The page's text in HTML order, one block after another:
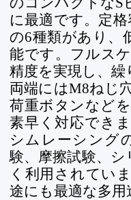
に最適です。定格
の6種類があり、
能です。フルス
精度を実現し、
両端にはM8ねじ
荷重ボタンなど
素早く対応でき
シムレーシング
験、摩擦試験、
く利用されてい
途にも最適な多